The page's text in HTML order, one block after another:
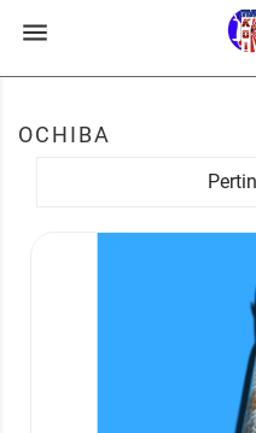

OCHIBA